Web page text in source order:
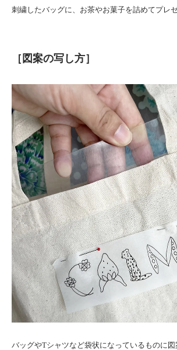
刺繍したバッグに、お茶やお菓子を詰めてプレ
［図案の写し方］
バッグやTシャツなど袋状になっているものに